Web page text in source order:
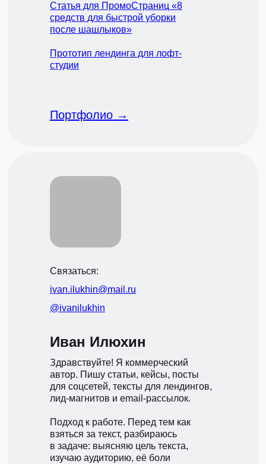
Статья для ПромоСтраниц «8
средств для быстрой уборки
после шашлыков»
Прототип лендинга для лофт-
студии
Портфолио →
Иван Илюхин
Здравствуйте! Я коммерческий
автор. Пишу статьи, кейсы, посты
для соцсетей, тексты для лендингов,
лид-магнитов и email-рассылок.
Подход к работе. Перед тем как
взяться за текст, разбираюсь
в задаче: выясняю цель текста,
изучаю аудиторию, её боли
Связаться:
@ivanilukhin
ivan.ilukhin@mail.ru